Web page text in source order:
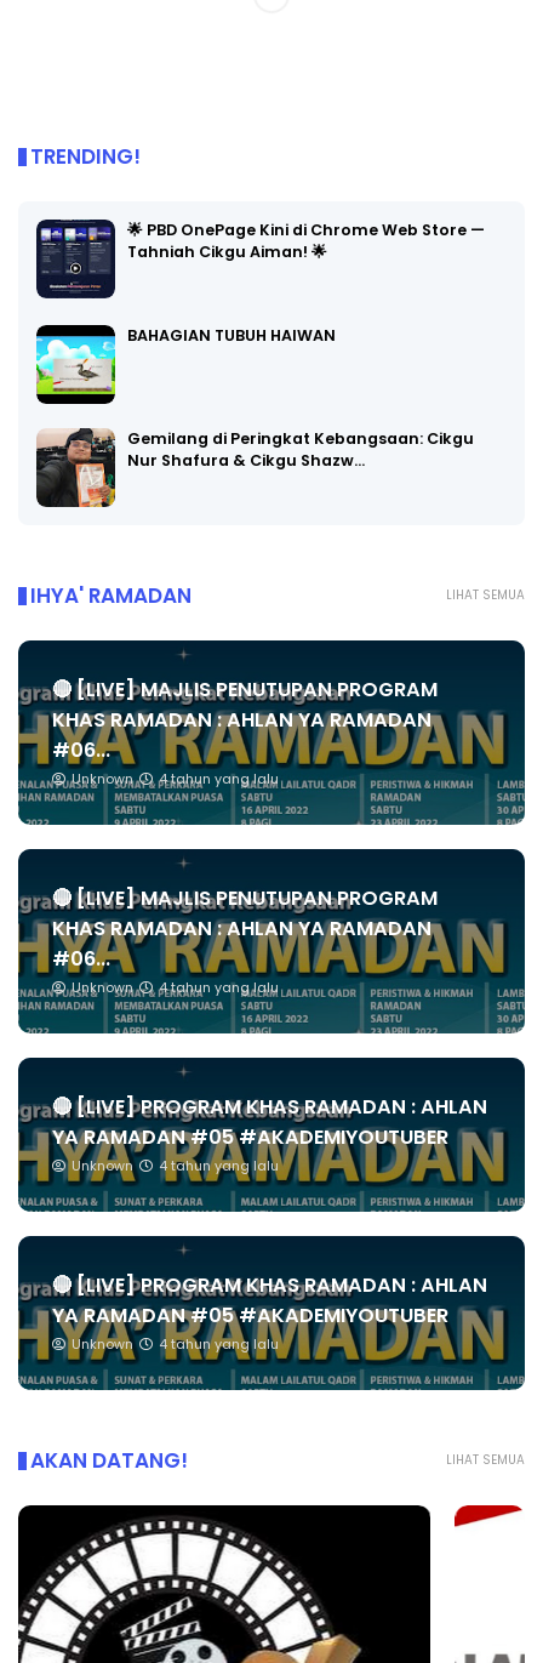
TRENDING!
🌟 PBD OnePage Kini di Chrome Web Store —
Tahniah Cikgu Aiman! 🌟
BAHAGIAN TUBUH HAIWAN
Gemilang di Peringkat Kebangsaan: Cikgu
Nur Shafura & Cikgu Shazw…
LIHAT SEMUA
IHYA' RAMADAN
🔴 [LIVE] MAJLIS PENUTUPAN PROGRAM
KHAS RAMADAN : AHLAN YA RAMADAN
#06...
Unknown 4 tahun yang lalu
🔴 [LIVE] MAJLIS PENUTUPAN PROGRAM
KHAS RAMADAN : AHLAN YA RAMADAN
#06...
Unknown 4 tahun yang lalu
🔴 [LIVE] PROGRAM KHAS RAMADAN : AHLAN
YA RAMADAN #05 #AKADEMIYOUTUBER
Unknown 4 tahun yang lalu
🔴 [LIVE] PROGRAM KHAS RAMADAN : AHLAN
YA RAMADAN #05 #AKADEMIYOUTUBER
Unknown 4 tahun yang lalu
LIHAT SEMUA
AKAN DATANG!